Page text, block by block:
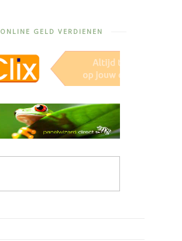
ONLINE GELD VERDIENEN